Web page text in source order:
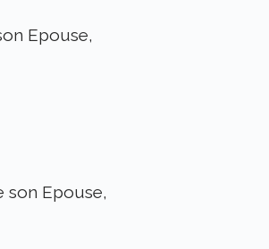
Epouse,
son Epouse,